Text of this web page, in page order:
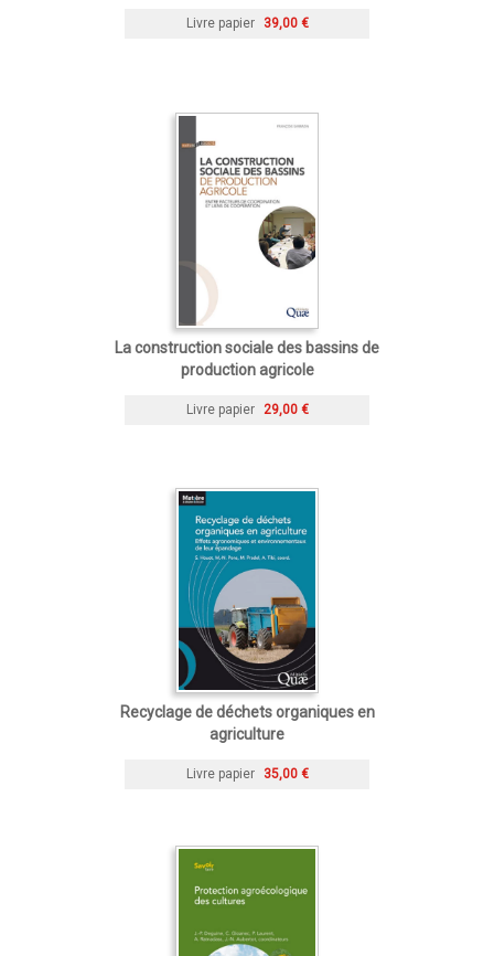
Livre papier 39,00 €
La construction sociale des bassins de
production agricole
Livre papier 29,00 €
Recyclage de déchets organiques en
agriculture
Livre papier 35,00 €